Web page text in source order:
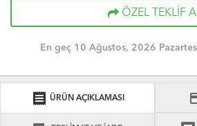
ÖZEL TEKLİF
En geç 10 Ağustos, 2026
receipt ÜRÜN AÇIKLAMASI